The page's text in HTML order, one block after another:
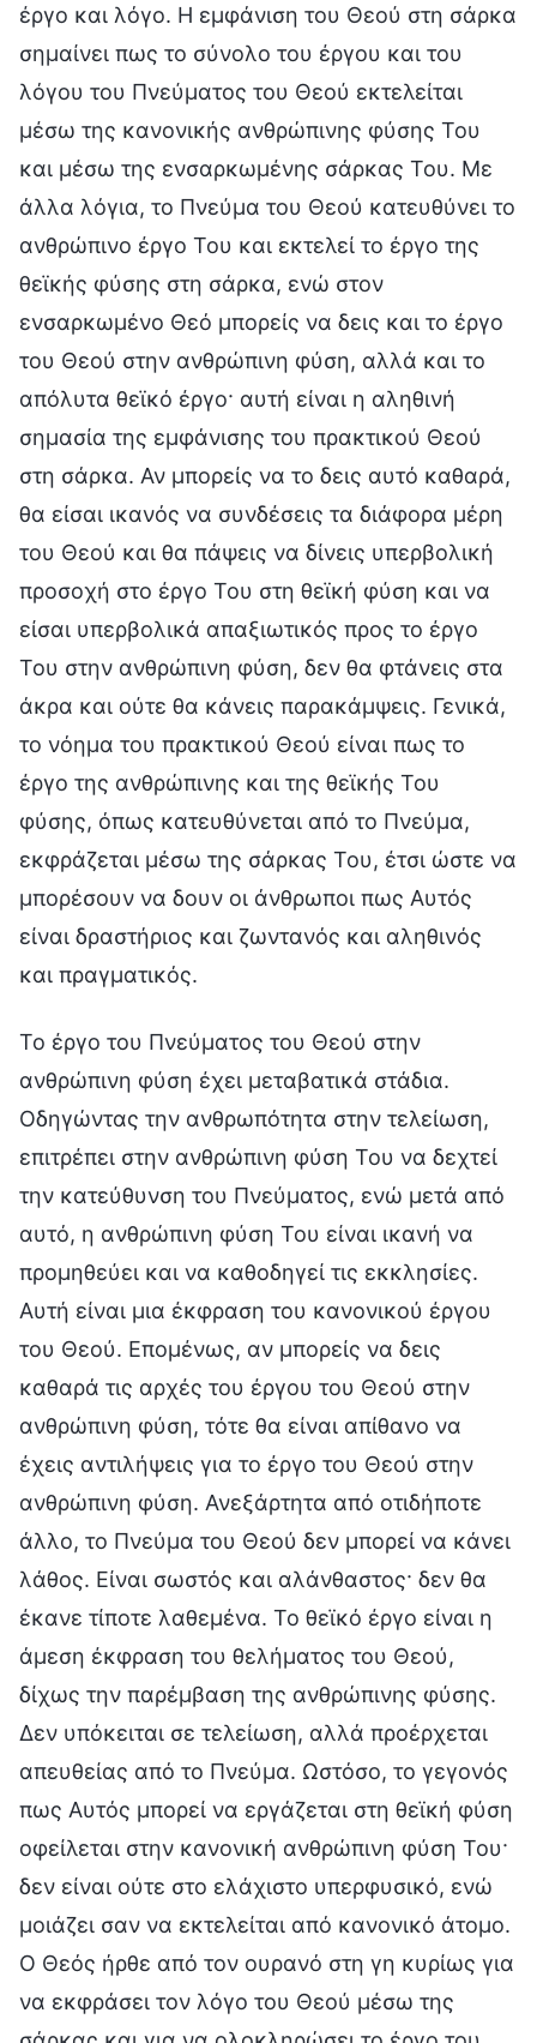
έργο και λόγο. Η εμφάνιση του Θεού στη σάρκα
σημαίνει πως το σύνολο του έργου και του
λόγου του Πνεύματος του Θεού εκτελείται
μέσω της κανονικής ανθρώπινης φύσης Του
και μέσω της ενσαρκωμένης σάρκας Του. Με
άλλα λόγια, το Πνεύμα του Θεού κατευθύνει το
ανθρώπινο έργο Του και εκτελεί το έργο της
θεϊκής φύσης στη σάρκα, ενώ στον
ενσαρκωμένο Θεό μπορείς να δεις και το έργο
του Θεού στην ανθρώπινη φύση, αλλά και το
απόλυτα θεϊκό έργο· αυτή είναι η αληθινή
σημασία της εμφάνισης του πρακτικού Θεού
στη σάρκα. Αν μπορείς να το δεις αυτό καθαρά,
θα είσαι ικανός να συνδέσεις τα διάφορα μέρη
του Θεού και θα πάψεις να δίνεις υπερβολική
προσοχή στο έργο Του στη θεϊκή φύση και να
είσαι υπερβολικά απαξιωτικός προς το έργο
Του στην ανθρώπινη φύση, δεν θα φτάνεις στα
άκρα και ούτε θα κάνεις παρακάμψεις. Γενικά,
το νόημα του πρακτικού Θεού είναι πως το
έργο της ανθρώπινης και της θεϊκής Του
φύσης, όπως κατευθύνεται από το Πνεύμα,
εκφράζεται μέσω της σάρκας Του, έτσι ώστε να
μπορέσουν να δουν οι άνθρωποι πως Αυτός
είναι δραστήριος και ζωντανός και αληθινός
και πραγματικός.
Το έργο του Πνεύματος του Θεού στην
ανθρώπινη φύση έχει μεταβατικά στάδια.
Οδηγώντας την ανθρωπότητα στην τελείωση,
επιτρέπει στην ανθρώπινη φύση Του να δεχτεί
την κατεύθυνση του Πνεύματος, ενώ μετά από
αυτό, η ανθρώπινη φύση Του είναι ικανή να
προμηθεύει και να καθοδηγεί τις εκκλησίες.
Αυτή είναι μια έκφραση του κανονικού έργου
του Θεού. Επομένως, αν μπορείς να δεις
καθαρά τις αρχές του έργου του Θεού στην
ανθρώπινη φύση, τότε θα είναι απίθανο να
έχεις αντιλήψεις για το έργο του Θεού στην
ανθρώπινη φύση. Ανεξάρτητα από οτιδήποτε
άλλο, το Πνεύμα του Θεού δεν μπορεί να κάνει
λάθος. Είναι σωστός και αλάνθαστος· δεν θα
έκανε τίποτε λαθεμένα. Το θεϊκό έργο είναι η
άμεση έκφραση του θελήματος του Θεού,
δίχως την παρέμβαση της ανθρώπινης φύσης.
Δεν υπόκειται σε τελείωση, αλλά προέρχεται
απευθείας από το Πνεύμα. Ωστόσο, το γεγονός
πως Αυτός μπορεί να εργάζεται στη θεϊκή φύση
οφείλεται στην κανονική ανθρώπινη φύση Του·
δεν είναι ούτε στο ελάχιστο υπερφυσικό, ενώ
μοιάζει σαν να εκτελείται από κανονικό άτομο.
Ο Θεός ήρθε από τον ουρανό στη γη κυρίως για
να εκφράσει τον λόγο του Θεού μέσω της